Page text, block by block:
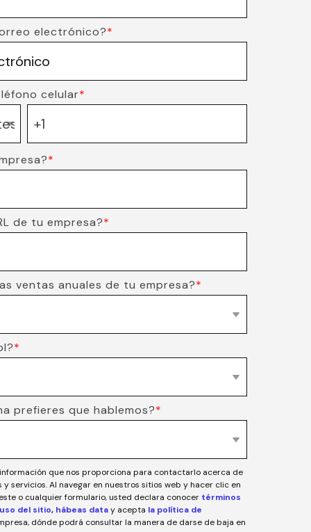
electrónico?*
celular*
*
de tu empresa?*
ventas anuales de tu empresa?*
*
prefieres que hablemos?*
que nos proporciona para contactarlo acerca de
servicios. Al navegar en nuestros sitios web y hacer clic en
o cualquier formulario, usted declara conocer términos
del sitio, hábeas datay acepta la política de
dónde podrá consultar la manera de darse de baja en